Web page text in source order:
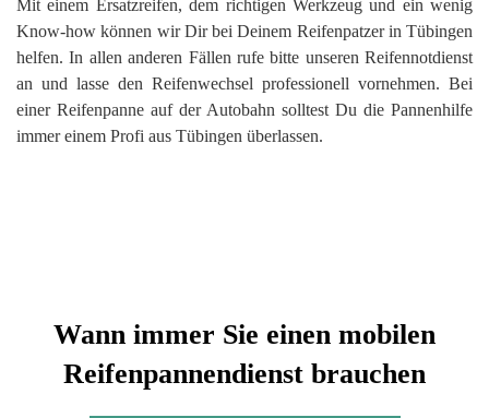
Mit einem Ersatzreifen, dem richtigen Werkzeug und ein wenig
Know-how können wir Dir bei Deinem Reifenpatzer in Tübingen
helfen. In allen anderen Fällen rufe bitte unseren Reifennotdienst
an und lasse den Reifenwechsel professionell vornehmen. Bei
einer Reifenpanne auf der Autobahn solltest Du die Pannenhilfe
immer einem Profi aus Tübingen überlassen.
Wann immer Sie einen mobilen
Reifenpannendienst brauchen